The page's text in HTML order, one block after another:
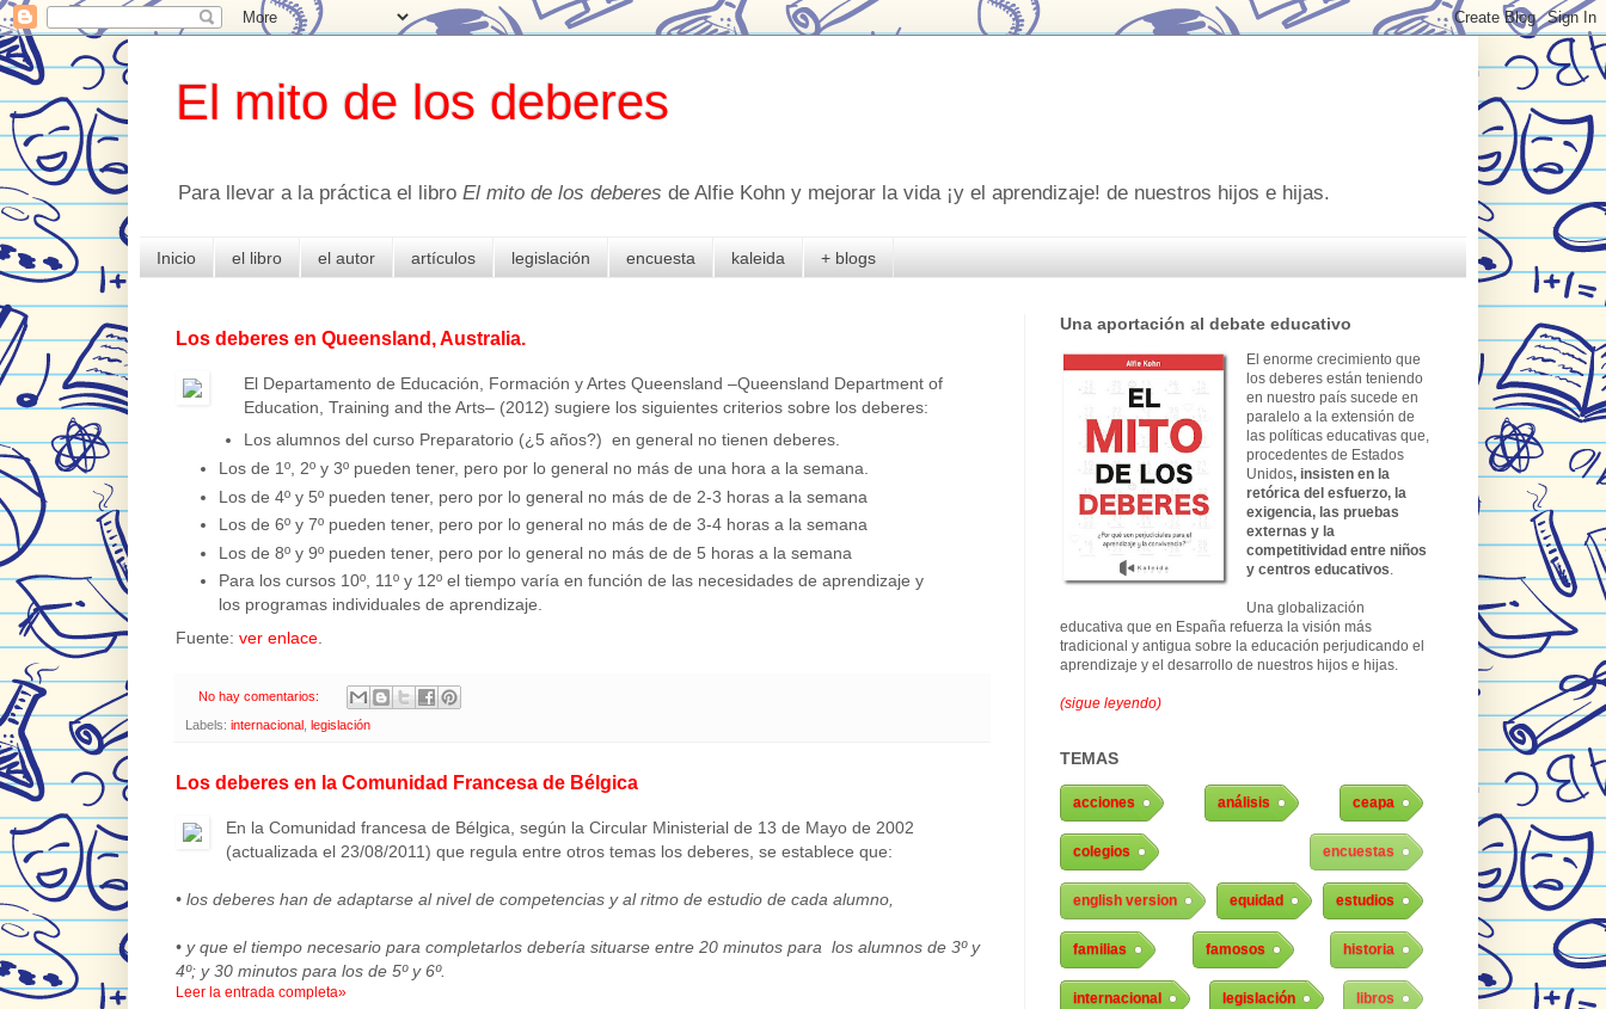
El mito de los deberes
Para llevar a la práctica el libro El mito de los deberes de Alfie Kohn y mejorar la vida ¡y el aprendizaje! de nuestros hijos e hijas.
Inicio el libro el autor artículos legislación encuesta kaleida + blogs
Los deberes en Queensland, Australia.
El Departamento de Educación, Formación y Artes Queensland –Queensland Department of
Education, Training and the Arts– (2012) sugiere los siguientes criterios sobre los deberes:
Los alumnos del curso Preparatorio (¿5 años?) en general no tienen deberes.
Los de 1º, 2º y 3º pueden tener, pero por lo general no más de una hora a la semana.
Los de 4º y 5º pueden tener, pero por lo general no más de de 2-3 horas a la semana
Los de 6º y 7º pueden tener, pero por lo general no más de de 3-4 horas a la semana
Los de 8º y 9º pueden tener, pero por lo general no más de de 5 horas a la semana
Para los cursos 10º, 11º y 12º el tiempo varía en función de las necesidades de aprendizaje y
los programas individuales de aprendizaje.
Fuente: ver enlace
No hay comentarios:
Labels: internacional legislación
Los deberes en la Comunidad Francesa de Bélgica
En la Comunidad francesa de Bélgica, según la Circular Ministerial de 13 de Mayo de 2002
(actualizada el 23/08/2011) que regula entre otros temas los deberes, se establece que:
• los deberes han de adaptarse al nivel de competencias y al ritmo de estudio de cada alumno,
• y que el tiempo necesario para completarlos debería situarse entre 20 minutos para los alumnos de 3º y
4º; y 30 minutos para los de 5º y 6º.
Leer la entrada completa»
Una aportación al debate educativo
El enorme crecimiento que
los deberes están teniendo
en nuestro país sucede en
paralelo a la extensión de
las políticas educativas que,
procedentes de Estados
Unidos, insisten en la
retórica del esfuerzo, la
exigencia, las pruebas
externas y la
competitividad entre niños
y centros educativos.
Una globalización
educativa que en España refuerza la visión más
tradicional y antigua sobre la educación perjudicando el
aprendizaje y el desarrollo de nuestros hijos e hijas.
(sigue leyendo)
TEMAS
acciones análisis ceapa
colegios encuestas
english version equidad estudios
familias famosos historia
internacional legislación libros